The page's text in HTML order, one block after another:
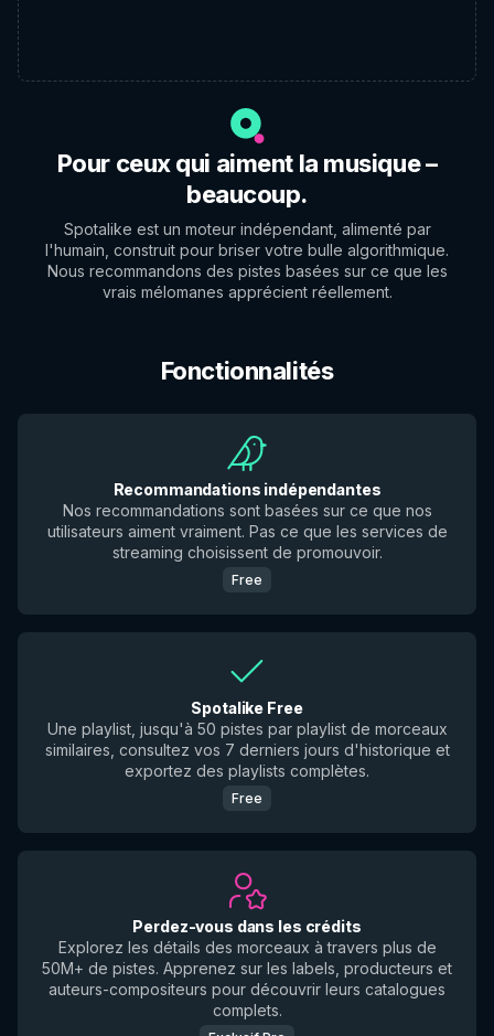
Pour ceux qui aiment la musique –
beaucoup.
Spotalike est un moteur indépendant, alimenté par
l'humain, construit pour briser votre bulle algorithmique.
Nous recommandons des pistes basées sur ce que les
vrais mélomanes apprécient réellement.
Fonctionnalités
Recommandations indépendantes
Nos recommandations sont basées sur ce que nos
utilisateurs aiment vraiment. Pas ce que les services de
streaming choisissent de promouvoir.
Free
Spotalike Free
Une playlist, jusqu'à 50 pistes par playlist de morceaux
similaires, consultez vos 7 derniers jours d'historique et
exportez des playlists complètes.
Free
Perdez-vous dans les crédits
Explorez les détails des morceaux à travers plus de
50M+ de pistes. Apprenez sur les labels, producteurs et
auteurs-compositeurs pour découvrir leurs catalogues
complets.